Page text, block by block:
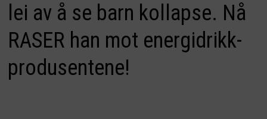
lei av å se barn kollapse. Nå
RASER han mot energidrikk-
produsentene!